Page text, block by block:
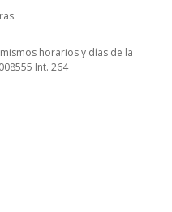
horarios y días de la
Int. 264